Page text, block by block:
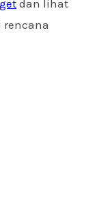
dan lihat
rencana